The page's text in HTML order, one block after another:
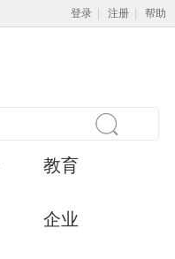
登录 注册 帮助
教育
企业